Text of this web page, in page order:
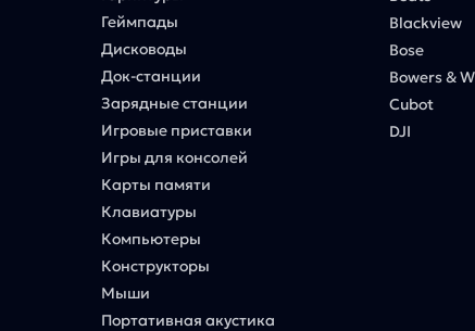
Геймпады
Дисководы
Док-станции
Зарядные станции
Игровые приставки
Игры для консолей
Карты памяти
Клавиатуры
Компьютеры
Конструкторы
Мыши
Портативная акустика
Blackview
Bose
Bowers &
Cubot
DJI